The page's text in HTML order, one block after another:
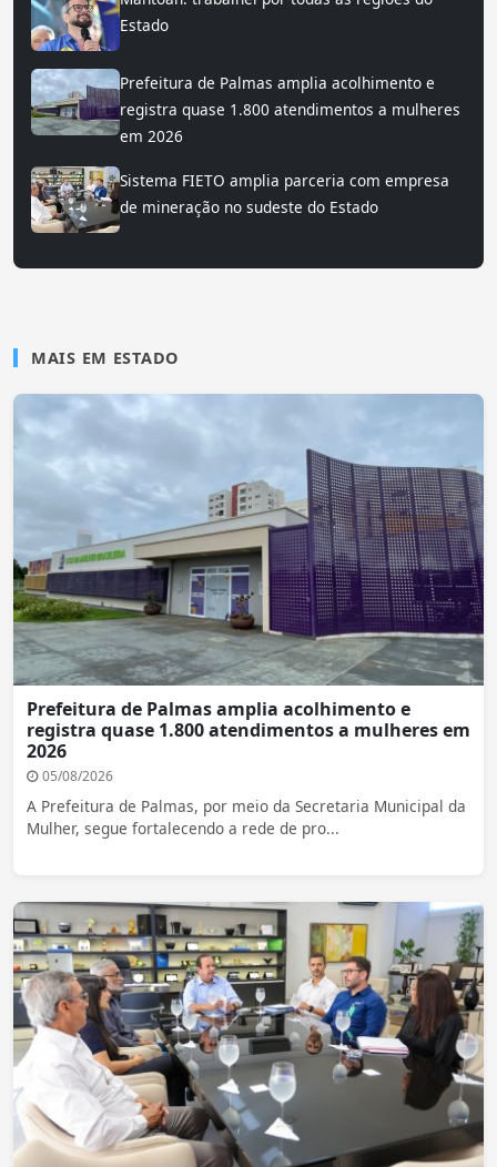
Estado
Prefeitura de Palmas amplia acolhimento e
registra quase 1.800 atendimentos a mulheres
em 2026
Sistema FIETO amplia parceria com empresa
de mineração no sudeste do Estado
MAIS EM ESTADO
Prefeitura de Palmas amplia acolhimento e
registra quase 1.800 atendimentos a mulheres em
2026
05/08/2026
A Prefeitura de Palmas, por meio da Secretaria Municipal da
Mulher, segue fortalecendo a rede de pro...